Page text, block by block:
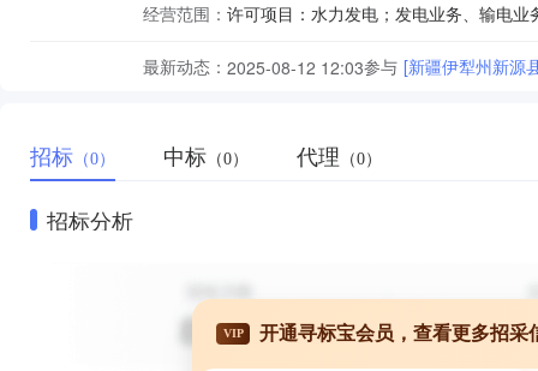
经营范围：
最新动态： 2025-08-12 12:03参与 [新疆伊犁州新源
招标 （0） 中标 （0） 代理 （0）
招标分析
VIP 开通寻标宝会员，查看更多招采